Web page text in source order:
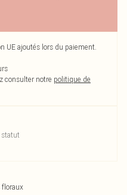
UE ajoutés lors du paiement.
consulter notre politique de
statut
floraux